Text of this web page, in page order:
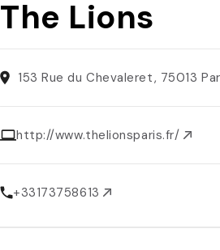
The Lions
153 Rue du Chevaleret, 75013
http://www.thelionsparis.fr/
+33173758613